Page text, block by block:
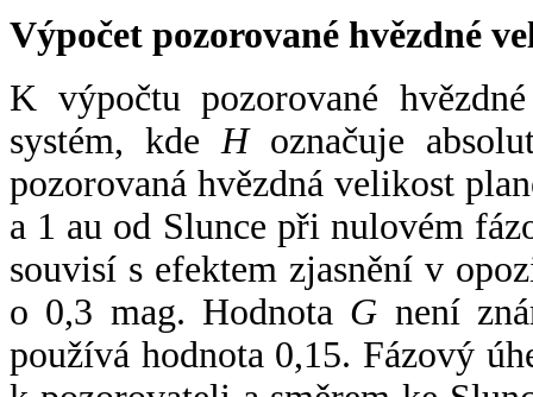
Výpočet pozorované hvězdné
K výpočtu pozorované
systém, kde Hoznačuje
pozorovaná hvězdná velikost
a 1 au od Slunce při nulovém
souvisí s efektem zjasnění v
o 0,3 mag. Hodnota G není
používá hodnota 0,15. Fázový